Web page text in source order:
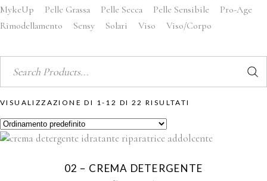
MykeUp
Pelle Grassa Pelle Secca Pelle Sensibile
Pro-Age
Rimodellamento
Sensy Solari Viso Viso/corpo
VISUALIZZAZIONE DI 1-12 DI 22 RISULTATI
02 – CREMA DETERGENTE